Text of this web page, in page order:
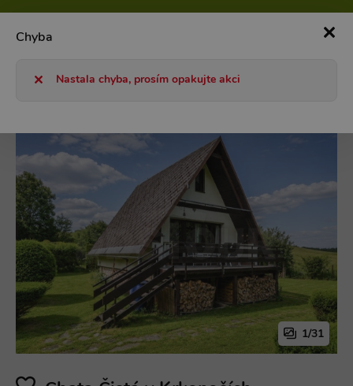
1/31
Chyba
Nastala chyba, prosím opakujte akci